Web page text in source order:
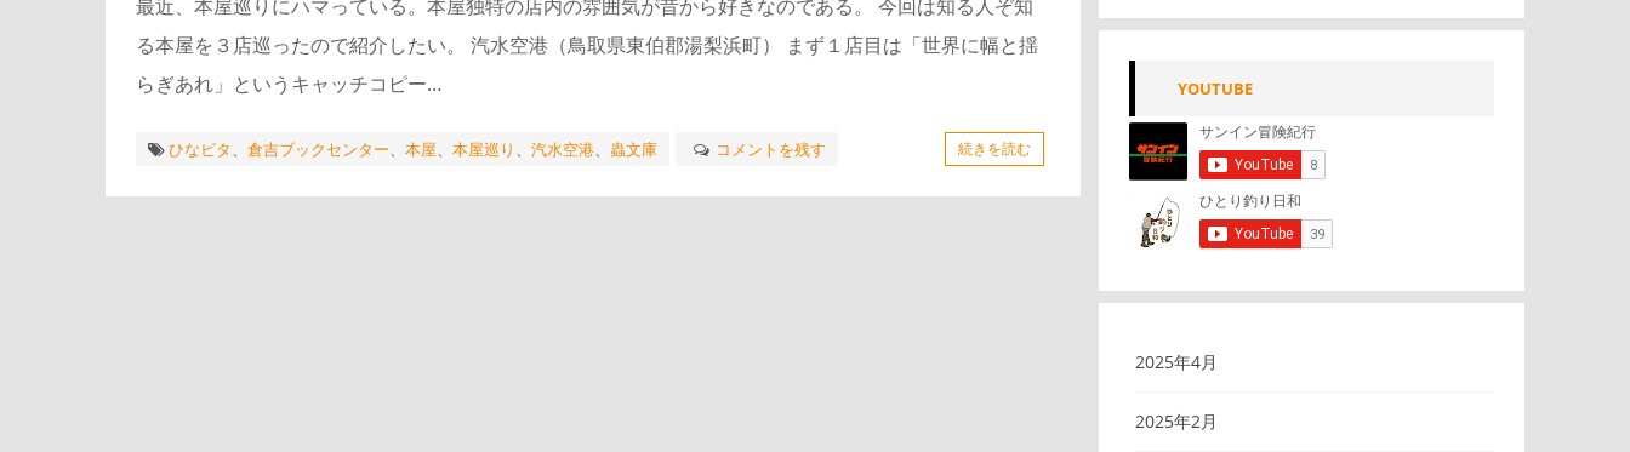
最近、本屋巡りにハマっている。本屋独特の店内の雰囲気が昔から好きなのである。 今回は知る人ぞ知
る本屋を３店巡ったので紹介したい。 汽水空港（鳥取県東伯郡湯梨浜町） まず１店目は「世界に幅と揺
らぎあれ」というキャッチコピー…
ひなビタ、 倉吉ブックセンター、 本屋、 本屋巡り 、 汽水空港、 蟲文庫 コメントを残す 続きを読む
YOUTUBE
2025年4月
2025年2月